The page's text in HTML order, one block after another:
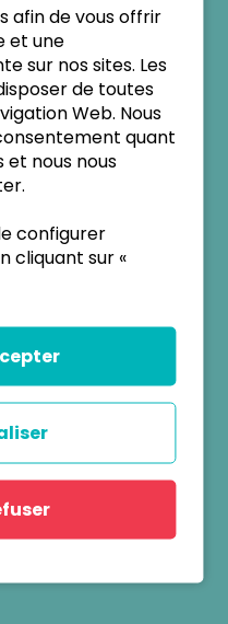
maladie ?
le patient doit,
une image de
poursuivre son
et professionnelle.
ponctuel,
permet de mettre
accompagné
et poursuivre
adapte
(enfant, adolescent,
Il propose
du parcours de soin
ou bien des suivis
la demande et de la
patient.Il peut
pour un
du domicile
d’autres
afin de vous offrir
et une
sur nos sites. Les
de toutes
Web. Nous
quant
et nous nous
configurer
cliquant sur «